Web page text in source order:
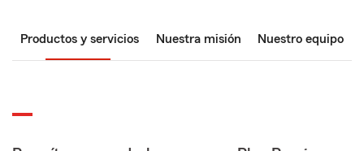
Productos y servicios Nuestra misión Nuestro equipo